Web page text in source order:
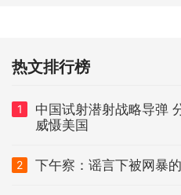
热文排行榜
1
中国试射潜射战略导弹
威慑美国
2 下午察：谣言下被网暴